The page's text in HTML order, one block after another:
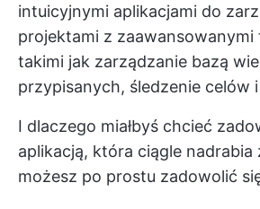
intuicyjnymi aplikacjami do
projektami z zaawansowanymi
takimi jak zarządzanie bazą
przypisanych, śledzenie celów
I dlaczego miałbyś chcieć
aplikacją, która ciągle nadrabia
możesz po prostu zadowolić